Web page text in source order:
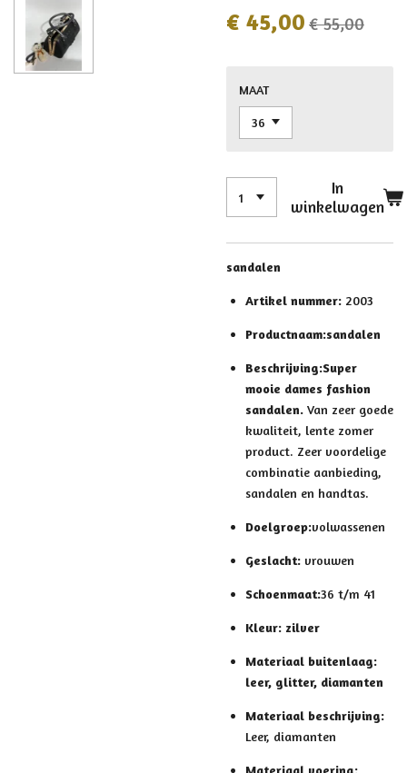
€ 45,00 € 55,00
MAAT
In
winkelwagen
sandalen
Artikel nummer: 2003
Productnaam:sandalen
Beschrijving:Super
mooie dames fashion
sandalen. Van zeer goede
kwaliteit, lente zomer
product. Zeer voordelige
combinatie aanbieding,
sandalen en handtas.
Doelgroep:volwassenen
Geslacht: vrouwen
Schoenmaat:36 t/m 41
Kleur: zilver
Materiaal buitenlaag:
leer, glitter, diamanten
Materiaal beschrijving:
Leer, diamanten